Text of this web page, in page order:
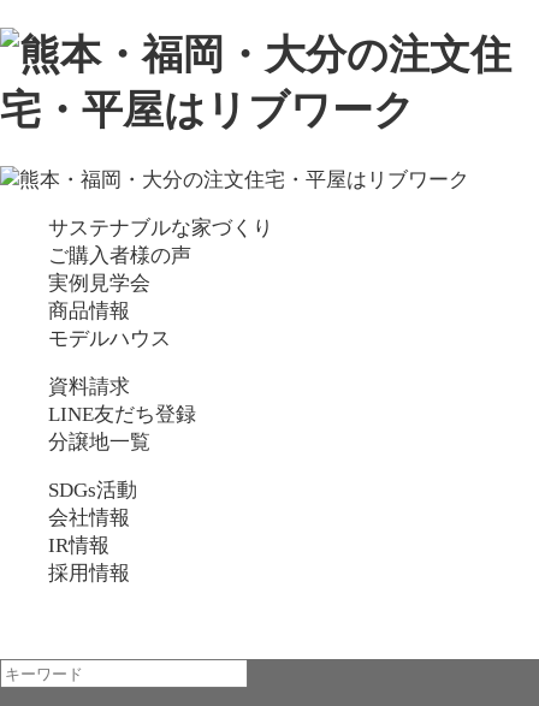
サステナブルな家づくり
ご購入者様の声
実例見学会
商品情報
モデルハウス
資料請求
LINE友だち登録
分譲地一覧
SDGs活動
会社情報
IR情報
採用情報